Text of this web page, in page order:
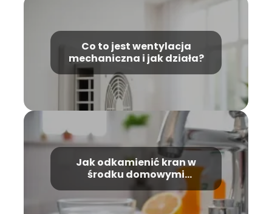
Co to jest wentylacja
mechaniczna i jak działa?
Jak odkamienić kran w
środku domowymi